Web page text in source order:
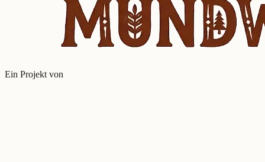
Ein Projekt von